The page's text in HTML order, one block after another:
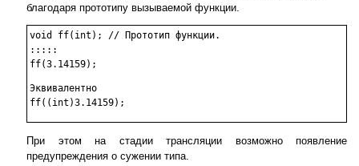
благодаря прототипу вызываемой функции.
void ff(int); // Прототип функции.
:::::
Эквивалентно
При этом на стадии трансляции возможно появление
предупреждения о сужении типа.